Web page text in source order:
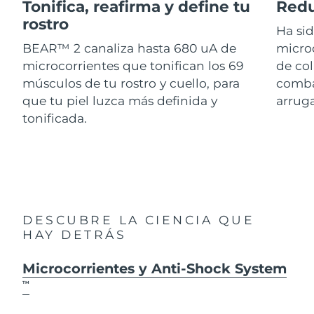
Tonifica, reafirma y define tu
rostro
BEAR™ 2 canaliza hasta 680 uA de
microcorrientes que tonifican los 69
músculos de tu rostro y cuello, para
que tu piel luzca más definida y
tonificada.
Ha
de
DESCUBRE LA CIENCIA QUE
HAY DETRÁS
Microcorrientes y Anti-Shock System
TM
For healthy hair
18% PAP
Cosméticos
Comprar todo
Israel
Italia Entrega prevista 8/10/26
Japón Entrega prevista 8/13/26
Jersey
Letonia Entrega prevista
Lituania Entrega prevista8/10/26